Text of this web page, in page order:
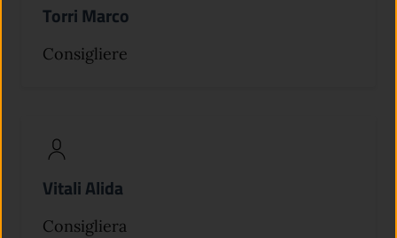
Torri Marco
Consigliere
Vitali Alida
Consigliera